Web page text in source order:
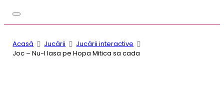
Acasă Jucării
Jucării interactive
Joc – Nu-l lasa pe Hopa Mitica sa cada